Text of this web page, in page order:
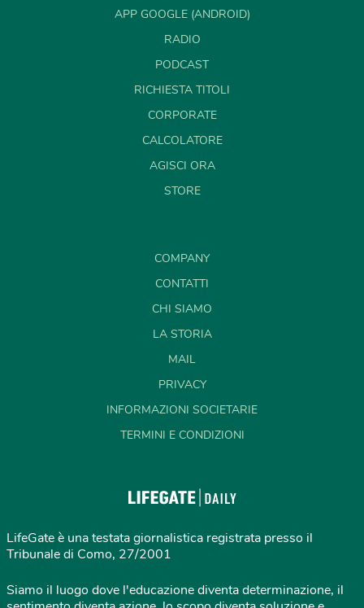
APP GOOGLE (ANDROID)
RADIO
PODCAST
RICHIESTA TITOLI
CORPORATE
CALCOLATORE
AGISCI ORA
STORE
COMPANY
CONTATTI
CHI SIAMO
LA STORIA
MAIL
PRIVACY
INFORMAZIONI SOCIETARIE
TERMINI E CONDIZIONI
LifeGate è una testata giornalistica registrata presso il
Tribunale di Como, 27/2001
Siamo il luogo dove l'educazione diventa determinazione, il